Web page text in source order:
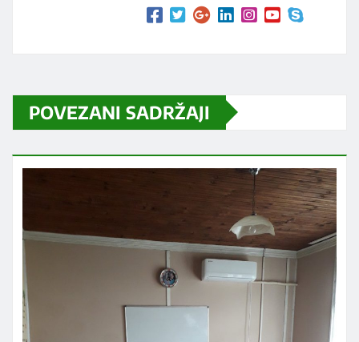
POVEZANI SADRŽAJI